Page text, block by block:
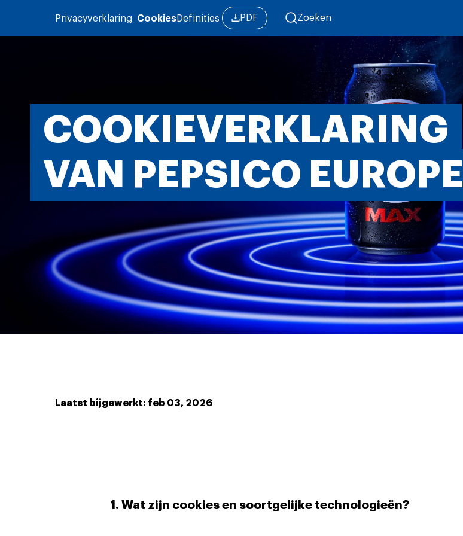
Privacyverklaring CookiesDefinities PDF Zoeken
COOKIEVERKLARING
VAN PEPSICO EUROPE
Laatst bijgewerkt: feb 03, 2026
1. Wat zijn cookies en soortgelijke technologieën?